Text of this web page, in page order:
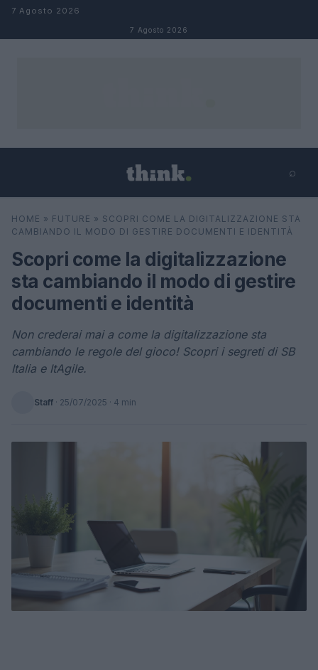
Salta al contenuto
7 Agosto 2026
7 Agosto 2026
⌕
Cerca ⌕ ×
HOME » FUTURE » SCOPRI COME LA DIGITALIZZAZIONE STA
CAMBIANDO IL MODO DI GESTIRE DOCUMENTI E IDENTITÀ
Scopri come la digitalizzazione
sta cambiando il modo di gestire
documenti e identità
Non crederai mai a come la digitalizzazione sta
cambiando le regole del gioco! Scopri i segreti di SB
Italia e ItAgile.
Staff · 25/07/2025 · 4 min